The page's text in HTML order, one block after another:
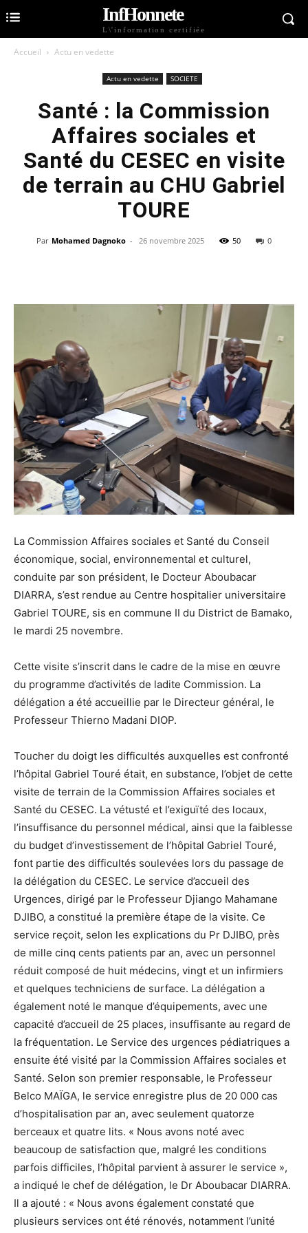
InfHonnete
L\'information certifiée
Accueil Actu en vedette
Actu en vedette SOCIETE
Santé : la Commission
Affaires sociales et
Santé du CESEC en visite
de terrain au CHU Gabriel
TOURE
Par Mohamed Dagnoko - 26 novembre 2025 50 0
La Commission Affaires sociales et Santé du Conseil
économique, social, environnemental et culturel,
conduite par son président, le Docteur Aboubacar
DIARRA, s’est rendue au Centre hospitalier universitaire
Gabriel TOURE, sis en commune II du District de Bamako,
le mardi 25 novembre.
Cette visite s’inscrit dans le cadre de la mise en œuvre
du programme d’activités de ladite Commission. La
délégation a été accueillie par le Directeur général, le
Professeur Thierno Madani DIOP.
Toucher du doigt les difficultés auxquelles est confronté
l’hôpital Gabriel Touré était, en substance, l’objet de cette
visite de terrain de la Commission Affaires sociales et
Santé du CESEC. La vétusté et l’exiguïté des locaux,
l’insuffisance du personnel médical, ainsi que la faiblesse
du budget d’investissement de l’hôpital Gabriel Touré,
font partie des difficultés soulevées lors du passage de
la délégation du CESEC. Le service d’accueil des
Urgences, dirigé par le Professeur Djiango Mahamane
DJIBO, a constitué la première étape de la visite. Ce
service reçoit, selon les explications du Pr DJIBO, près
de mille cinq cents patients par an, avec un personnel
réduit composé de huit médecins, vingt et un infirmiers
et quelques techniciens de surface. La délégation a
également noté le manque d’équipements, avec une
capacité d’accueil de 25 places, insuffisante au regard de
la fréquentation. Le Service des urgences pédiatriques a
ensuite été visité par la Commission Affaires sociales et
Santé. Selon son premier responsable, le Professeur
Belco MAÏGA, le service enregistre plus de 20 000 cas
d’hospitalisation par an, avec seulement quatorze
berceaux et quatre lits. « Nous avons noté avec
beaucoup de satisfaction que, malgré les conditions
parfois difficiles, l’hôpital parvient à assurer le service »,
a indiqué le chef de délégation, le Dr Aboubacar DIARRA.
Il a ajouté : « Nous avons également constaté que
plusieurs services ont été rénovés, notamment l’unité